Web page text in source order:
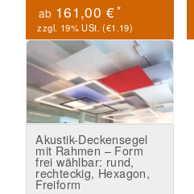
ab 161,00 €*
zzgl. 19% USt. (€1.19)
Akustik-Deckensegel
mit Rahmen – Form
frei wählbar: rund,
rechteckig, Hexagon,
Freiform